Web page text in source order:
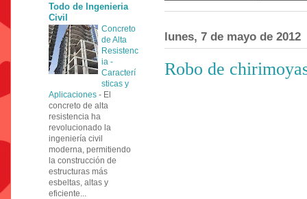
lunes, 7 de mayo de 2012
Robo de
Todo de Ingenieria
Civil
Concreto
de Alta
Resistenc
ia -
Caracterí
sticas y
Aplicaciones - El
concreto de alta
resistencia ha
revolucionado la
ingeniería civil
moderna, permitiendo
la construcción de
estructuras más
esbeltas, altas y
eficiente...